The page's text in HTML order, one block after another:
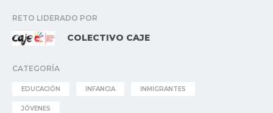
RETO LIDERADO POR
COLECTIVO CAJE
CATEGORÍA
EDUCACIÓN INFANCIA INMIGRANTES
JÓVENES